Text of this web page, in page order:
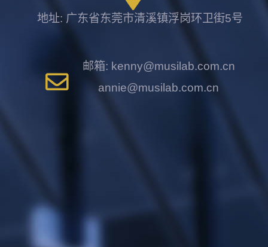
地址: 广东省东莞市清溪镇浮岗环卫街5号
邮箱: kenny@musilab.com.cn
annie@musilab.com.cn